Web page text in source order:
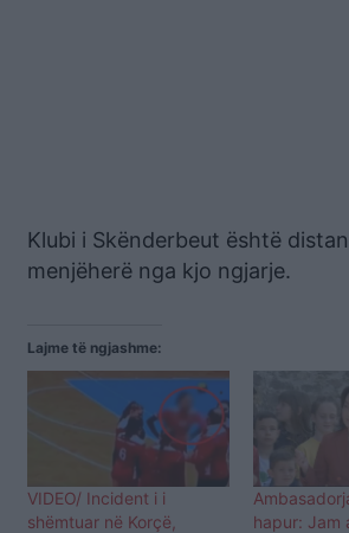
Klubi i Skënderbeut është
menjëherë nga kjo ngjarje.
Lajme të ngjashme:
VIDEO/ Incident i i
shëmtuar në Korçë,
hapur: Jam